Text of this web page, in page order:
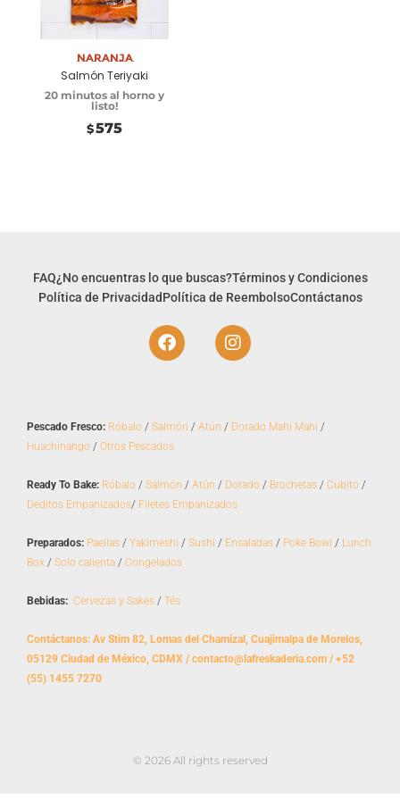
carrito
Naranja
Salmón Teriyaki
20 minutos al horno y
listo!
$575
FAQ¿No encuentras lo que buscas?Términos y Condiciones
Política de PrivacidadPolítica de ReembolsoContáctanos
F
a
o
o
I
n
g
Pescado Fresco: Róbalo / Salmón / Atún / Dorado Mahi Mahi /
Huachinango / Otros Pescados
Ready To Bake: Róbalo / Salmón / Atún / Dorado / Brochetas / Cubito /
Deditos Empanizados/ Filetes Empanizados
Preparados: Paellas / Yakimeshi / Sushi / Ensaladas / Poke Bowl / Lunch
Box / Solo calienta / Congelados
Bebidas: Cervezas y Sakes / Tés
Contáctanos: Av Stim 82, Lomas del Chamizal, Cuajimalpa de Morelos,
05129 Ciudad de México, CDMX / contacto@lafreskaderia.com / +52
(55) 1455 7270
© 2026 All rights reserved